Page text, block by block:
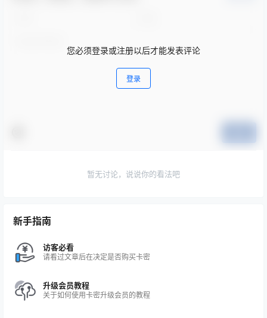
您必须登录或注册以后才能发表评论
登录
暂无讨论，说说你的看法吧
新手指南
访客必看
请看过文章后在决定是否购买卡密
升级会员教程
关于如何使用卡密升级会员的教程